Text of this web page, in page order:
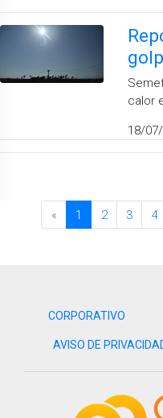
calor
18/
« 1 2 3 4
CORPORATIVO
AVISO DE